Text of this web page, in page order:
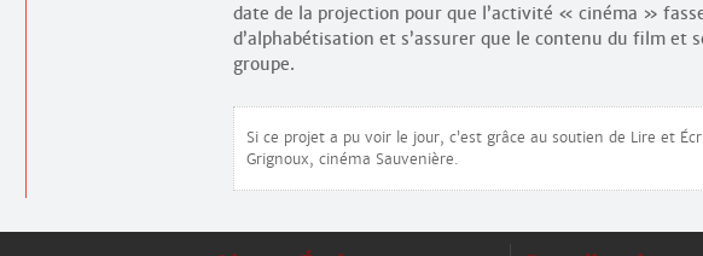
date de la projection pour que l’activité « cinéma »
d’alphabétisation et s’assurer que le contenu du film et
groupe.
Si ce projet a pu voir le jour, c’est grâce au soutien de Lire et
Grignoux, cinéma Sauvenière.